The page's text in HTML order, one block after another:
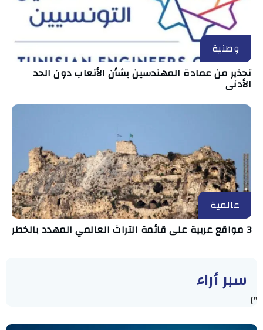
وطنية
تحذير من عمادة المهندسين بشأن الأتعاب دون الحد
الأدنى
عالمية
3 مواقع عربية على قائمة التراث العالمي المهدد بالخطر
سبر أراء
"]